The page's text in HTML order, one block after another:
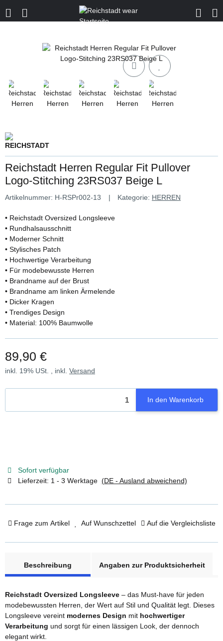
Reichstadt Herren Regular Fit Pullover
Logo-Stitching 23RS037 Beige L
Artikelnummer: H-RSPr002-13 Kategorie: HERREN
• Reichstadt Oversized Longsleeve
• Rundhalsausschnitt
• Moderner Schnitt
• Stylisches Patch
• Hochwertige Verarbeitung
• Für modebewusste Herren
• Brandname auf der Brust
• Brandname am linken Ärmelende
• Dicker Kragen
• Trendiges Design
• Material: 100% Baumwolle
89,90 €
inkl. 19% USt. , inkl. Versand
In den Warenkorb
Sofort verfügbar
Lieferzeit: 1 - 3 Werktage (DE - Ausland abweichend)
Frage zum Artikel Auf Wunschzettel Auf die Vergleichsliste
Beschreibung
Angaben zur Produktsicherheit
Reichstadt Oversized Longsleeve – das Must-have für jeden
modebewussten Herren, der Wert auf Stil und Qualität legt. Dieses
Longsleeve vereint modernes Design mit hochwertiger
Verarbeitung und sorgt für einen lässigen Look, der dennoch
elegant wirkt.